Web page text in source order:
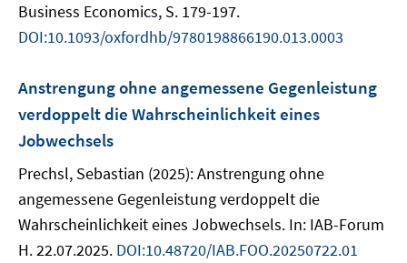
Business Economics, S. 179-197.
DOI:10.1093/oxfordhb/9780198866190.013.0003
Anstrengung ohne angemessene Gegenleistung
verdoppelt die Wahrscheinlichkeit eines
Jobwechsels
Prechsl, Sebastian (2025): Anstrengung ohne
angemessene Gegenleistung verdoppelt die
Wahrscheinlichkeit eines Jobwechsels. In: IAB-Forum
H. 22.07.2025. DOI:10.48720/IAB.FOO.20250722.01